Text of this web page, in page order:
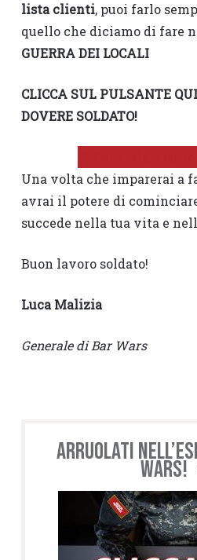
lista clienti, puoi farlo
quello che diciamo di fare
GUERRA DEI LOCALI
CLICCA SUL PULSANTE
DOVERE SOLDATO!
Una volta che imparerai a
avrai il potere di
succede nella tua vita e
Buon lavoro soldato!
Luca Malizia
Generale di Bar Wars
Arruolati